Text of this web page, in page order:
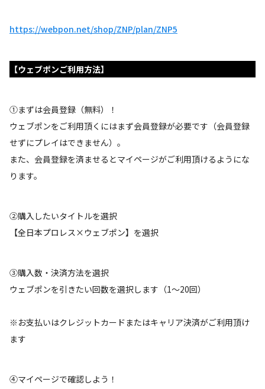
https://webpon.net/shop/ZNP/plan/ZNP5
【ウェブポンご利用方法】
①まずは会員登録（無料）！
ウェブポンをご利用頂くにはまず会員登録が必要です（会員登録
せずにプレイはできません）。
また、会員登録を済ませるとマイページがご利用頂けるようにな
ります。
②購入したいタイトルを選択
【全日本プロレス×ウェブポン】を選択
③購入数・決済方法を選択
ウェブポンを引きたい回数を選択します（1～20回）
※お支払いはクレジットカードまたはキャリア決済がご利用頂け
ます
④マイページで確認しよう！